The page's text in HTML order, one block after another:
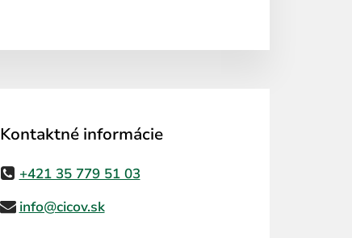
Kontaktné informácie
+421 35 779 51 03
info@cicov.sk